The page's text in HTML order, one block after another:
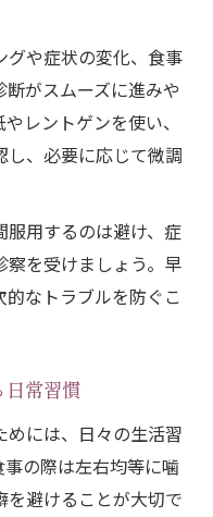
グや症状の変化、食事
がスムーズに進みや
レントゲンを使い、
、必要に応じて微調
服用するのは避け、症
を受けましょう。早
なトラブルを防ぐこ
日常習慣
には、日々の生活習
の際は左右均等に噛
を避けることが大切で